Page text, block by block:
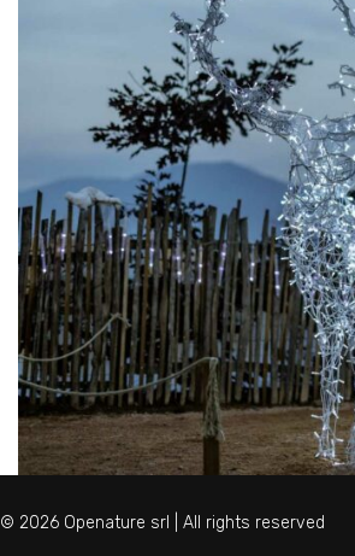
© 2026 Openature srl | All rights reserved